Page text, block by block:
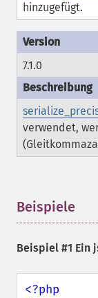
hinzugefügt.
7.1.0
verwendet,
Beispiele
Beispiel #1 Ein
<?php